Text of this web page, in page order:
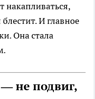
накапливаться,
И главное
Она стала
не подвиг,